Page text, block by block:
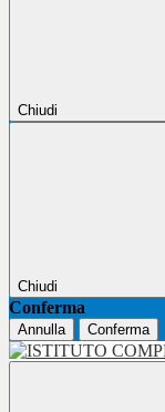
Chiudi
Chiudi
Conferma
Annulla Conferma